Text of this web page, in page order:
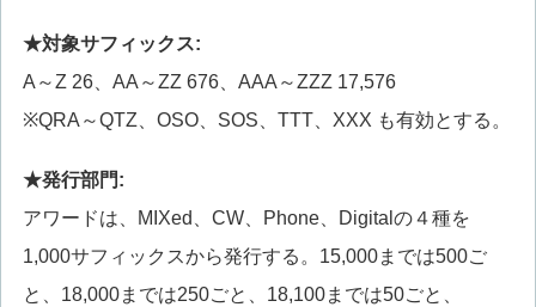
★対象サフィックス:
A～Z 26、AA～ZZ 676、AAA～ZZZ 17,576
※QRA～QTZ、OSO、SOS、TTT、XXX も有効とする。
★発行部門:
アワードは、MIXed、CW、Phone、Digitalの４種を
1,000サフィックスから発行する。15,000までは500ご
と、18,000までは250ごと、18,100までは50ごと、